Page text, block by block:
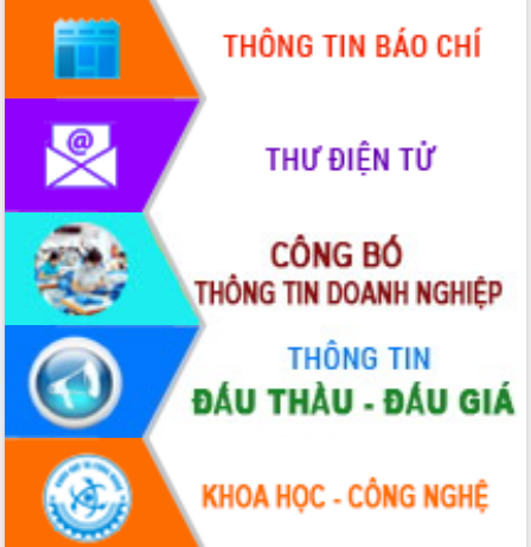
Đắk Lắk sơ kết 4 năm triển khai thực
hiện Đề án 06 của Chính phủ
Họp báo thông tin về Hội nghị Công bố
Quy hoạch và Xúc tiến đầu tư tỉnh Đắk
Khơi thông điểm nghẽn, đẩy nhanh
giải ngân vốn khắc phục thiên tai
HĐND tỉnh thông qua điều chỉnh Quy
hoạch tỉnh thời kỳ 2021-2030
Hội thảo góp ý hồ sơ điều chỉnh quy
hoạch tỉnh Đắk Lắk thời kỳ 2021-2030,
tầm nhìn đến năm 2050
Nâng cao hiệu quả hoạt động của các
doanh nghiệp nhà nước
Hội nghị triển khai kết nối mạng
truyền số liệu chuyên dùng phục vụ cơ
quan Đảng, Nhà nước
Lễ phát động chuỗi hoạt động chung
tay làm sạch môi trường
Xã Ea Kar bước chuyển mình trong
công tác cải cách hành chính mô hình